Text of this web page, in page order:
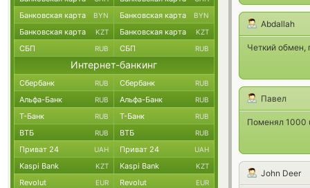
Abdallah
Четкий обмен,
Павел
Поменял 1000
John Deer
Банковская карта BYN Банковская карта BYN
Банковская карта KZT Банковская карта KZT
СБП RUB СБП RUB
Интернет-банкинг
Сбербанк RUB Сбербанк RUB
Альфа-Банк RUB Альфа-Банк RUB
Т-Банк RUB Т-Банк RUB
ВТБ RUB ВТБ RUB
Приват 24 UAH Приват 24 UAH
Kaspi Bank KZT Kaspi Bank KZT
Revolut EUR Revolut EUR